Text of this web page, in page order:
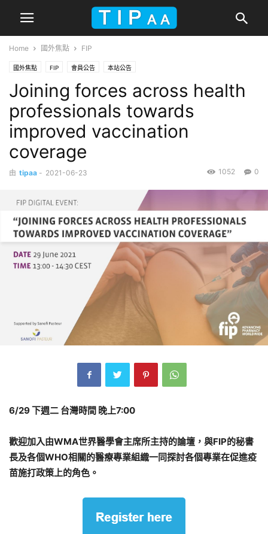
Home 國外焦點 FIP
國外焦點 FIP 會員公告 本站公告
Joining forces across health
professionals towards
improved vaccination
coverage
由 tipaa - 2021-06-23 0
1052
6/29下週二 台灣時間 晚上7:00
歡迎加入由WMA世界醫學會主席所主持的論壇，與FIP的秘書
長及各個WHO相關的醫療專業組織一同探討各個專業在促進疫
苗施打政策上的角色。